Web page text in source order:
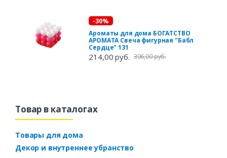
-30%
Ароматы для дома БОГАТСТВО
АРОМАТА Свеча фигурная "Бабл
Сердце" 131
214,00 руб. 306,00 руб.
Товар в каталогах
Товары для дома
Декор и внутреннее убранство